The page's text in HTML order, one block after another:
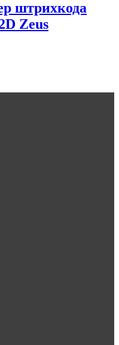
штрихкода
Zeus